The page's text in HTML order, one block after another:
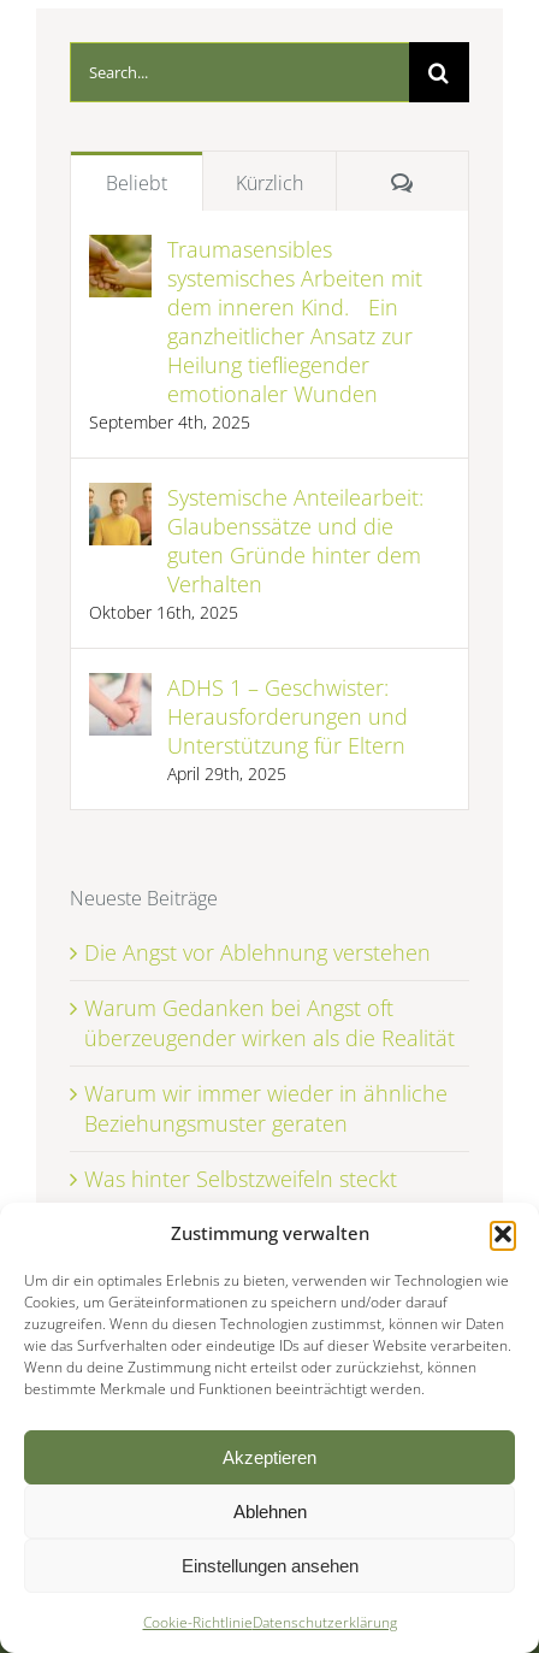
Zustimmung verwalten
Um dir ein optimales Erlebnis zu bieten, verwenden wir Technologien wie
Cookies, um Geräteinformationen zu speichern und/oder darauf
zuzugreifen. Wenn du diesen Technologien zustimmst, können wir Daten
wie das Surfverhalten oder eindeutige IDs auf dieser Website verarbeiten.
Wenn du deine Zustimmung nicht erteilst oder zurückziehst, können
bestimmte Merkmale und Funktionen beeinträchtigt werden.
Akzeptieren
Ablehnen
Einstellungen ansehen
Cookie-RichtlinieDatenschutzerklärung
nach:
Beliebt Kürzlich Kommentare
Traumasensibles
systemisches Arbeiten mit
dem inneren Kind. Ein
ganzheitlicher Ansatz zur
Heilung tiefliegender
emotionaler Wunden
September 4th, 2025
Systemische Anteilearbeit:
Glaubenssätze und die
guten Gründe hinter dem
Verhalten
Oktober 16th, 2025
ADHS 1 – Geschwister:
Herausforderungen und
Unterstützung für Eltern
April 29th, 2025
Neueste Beiträge
Die Angst vor Ablehnung verstehen
Warum Gedanken bei Angst oft
überzeugender wirken als die Realität
Warum wir immer wieder in ähnliche
Beziehungsmuster geraten
Was hinter Selbstzweifeln steckt
Warum manche Menschen schlecht